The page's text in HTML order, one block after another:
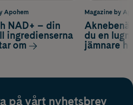
Magazine by
du en
jämnare
Apohem
NAD+ – din
ingredienserna
om
på vårt nyhetsbrev